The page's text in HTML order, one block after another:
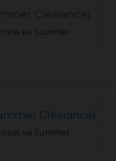
Clearance)
на Summer
Clearance)
на Summer